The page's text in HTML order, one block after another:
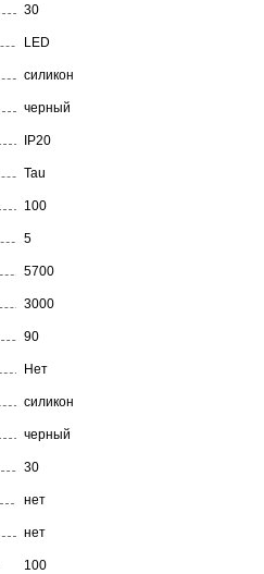
30
LED
силикон
черный
IP20
Tau
100
5
5700
3000
90
Нет
силикон
черный
30
нет
нет
100